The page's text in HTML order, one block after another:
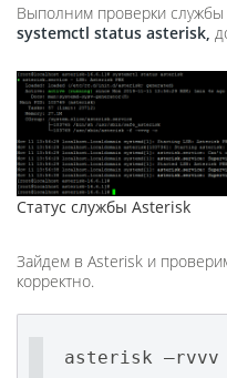
Выполним проверки
systemctl status asterisk,
Статус службы Asterisk
Зайдем в Asterisk и
корректно.
asterisk –rvvv